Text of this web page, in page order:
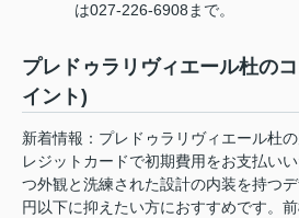
は027-226-6908まで。
プレドゥラリヴィエール杜の
イント)
新着情報：プレドゥラリヴィエール杜
レジットカードで初期費用をお支払い
つ外観と洗練された設計の内装を持つ
円以下に抑えたい方におすすめです。